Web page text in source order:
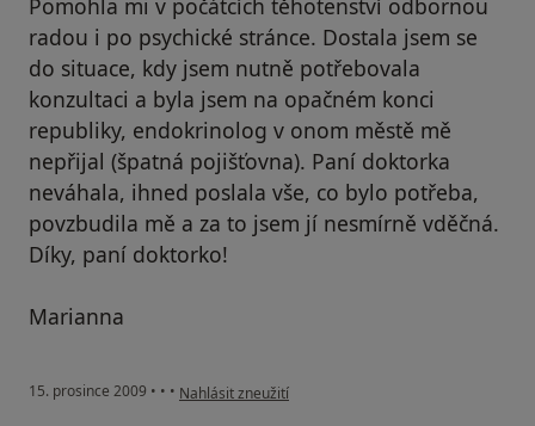
Pomohla mi v počátcích těhotenství odbornou
radou i po psychické stránce. Dostala jsem se
do situace, kdy jsem nutně potřebovala
konzultaci a byla jsem na opačném konci
republiky, endokrinolog v onom městě mě
nepřijal (špatná pojišťovna). Paní doktorka
neváhala, ihned poslala vše, co bylo potřeba,
povzbudila mě a za to jsem jí nesmírně vděčná.
Díky, paní doktorko!
Marianna
15. prosince 2009 • • • podle názoru uživatele Pacient
Nahlásit zneužití